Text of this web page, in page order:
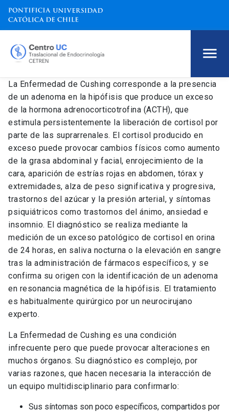
La Enfermedad de Cushing corresponde a la presencia
de un adenoma en la hipófisis que produce un exceso
de la hormona adrenocorticotrofina (ACTH), que
estimula persistentemente la liberación de cortisol por
parte de las suprarrenales. El cortisol producido en
exceso puede provocar cambios físicos como aumento
de la grasa abdominal y facial, enrojecimiento de la
cara, aparición de estrías rojas en abdomen, tórax y
extremidades, alza de peso significativa y progresiva,
trastornos del azúcar y la presión arterial, y síntomas
psiquiátricos como trastornos del ánimo, ansiedad e
insomnio. El diagnóstico se realiza mediante la
medición de un exceso patológico de cortisol en orina
de 24 horas, en saliva nocturna o la elevación en sangre
tras la administración de fármacos específicos, y se
confirma su origen con la identificación de un adenoma
en resonancia magnética de la hipófisis. El tratamiento
es habitualmente quirúrgico por un neurocirujano
experto.
La Enfermedad de Cushing es una condición
infrecuente pero que puede provocar alteraciones en
muchos órganos. Su diagnóstico es complejo, por
varias razones, que hacen necesaria la interacción de
un equipo multidisciplinario para confirmarlo:
Sus síntomas son poco específicos, compartidos por